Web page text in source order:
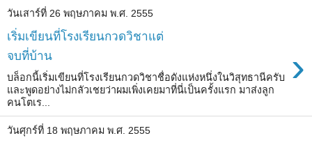
วันเสาร์ที่ 26 พฤษภาคม พ.ศ. 2555
เริ่มเขียนที่โรงเรียนกวดวิชาแต่
จบที่บ้าน
›
บล็อกนี้เริ่มเขียนที่โรงเรียนกวดวิชาชื่อดังแห่งหนึ่งในวิสุทธานีครับ
และพูดอย่างไม่กลัวเชยว่าผมเพิ่งเคยมาที่นี่เป็นครั้งแรก มาส่งลูก
คนโตเร...
วันศุกร์ที่ 18 พฤษภาคม พ.ศ. 2555